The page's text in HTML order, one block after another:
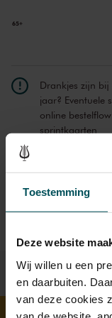
Toestemming
Deze website
Wij willen u een
en daarbuiten.
van deze cookies
65+
Drankjes zijn
jaar? Eventuele
online
sprintkaarten
Prijzen zijn
u
020 – 671 83 45.